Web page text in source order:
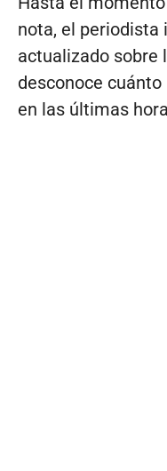
nota, el periodista
actualizado sobre
desconoce
en las últimas